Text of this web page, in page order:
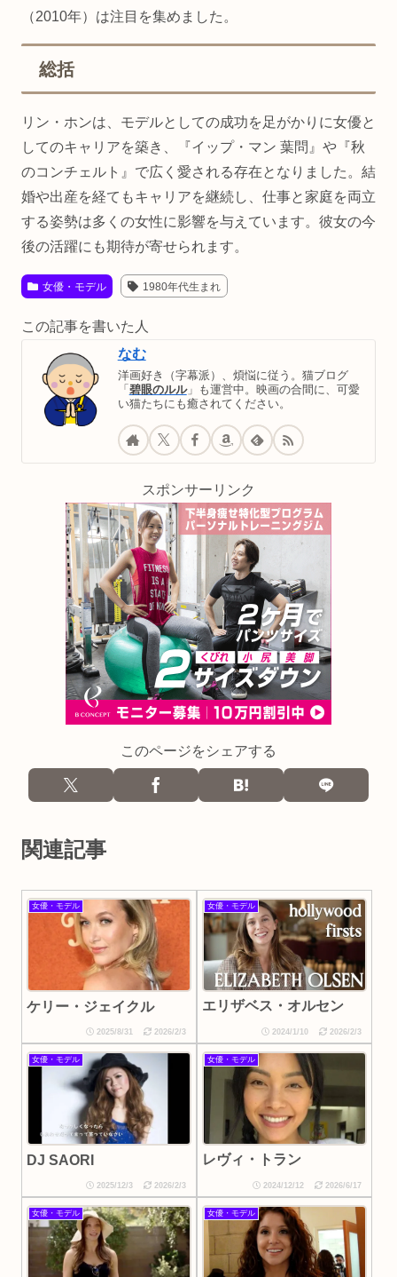
（2010年）は注目を集めました。
総括
リン・ホンは、モデルとしての成功を足がかりに女優と
してのキャリアを築き、『イップ・マン 葉問』や『秋
のコンチェルト』で広く愛される存在となりました。結
婚や出産を経てもキャリアを継続し、仕事と家庭を両立
する姿勢は多くの女性に影響を与えています。彼女の今
後の活躍にも期待が寄せられます。
女優・モデル 1980年代生まれ
この記事を書いた人
なむ
洋画好き（字幕派）、煩悩に従う。猫ブログ
「 碧眼のルル」も運営中。映画の合間に、可愛
い猫たちにも癒されてください。
スポンサーリンク
このページをシェアする
関連記事
女優・モデル
ケリー・ジェイクル
2025/8/31 2026/2/3
女優・モデル
エリザベス・オルセン
2024/1/10 2026/2/3
女優・モデル
DJ SAORI
2025/12/3 2026/2/3
女優・モデル
レヴィ・トラン
2024/12/12 2026/6/17
女優・モデル 女優・モデル